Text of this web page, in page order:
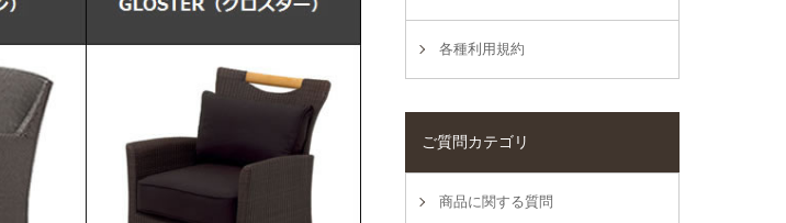
各種利用規約
ご質問カテゴリ
商品に関する質問